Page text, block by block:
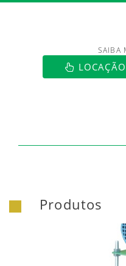
SAIBA
Produtos